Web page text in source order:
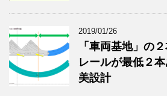
2019/01/26
「車両基地」の
レールが最低２
美設計